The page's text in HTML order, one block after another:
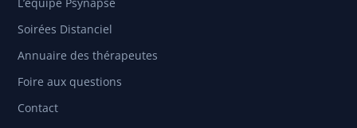
Soirées Distanciel
Annuaire des thérapeutes
Foire aux questions
Contact